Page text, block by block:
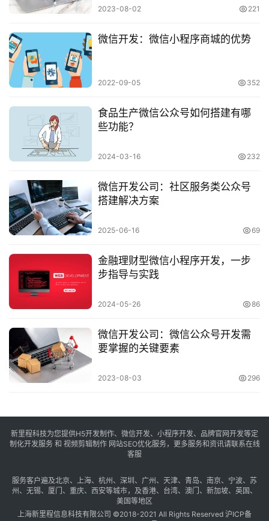
2023-08-02 221
微信开发：微信小程序商城的优势
2022-09-05 352
食品生产微信公众号如何搭建有哪
些功能？
2024-03-16 232
微信开发公司：社区服务类公众号
搭建解决方案
2025-06-16 69
金融理财型微信小程序开发，一步
步指导与实践
2024-05-26 86
微信开发公司：微信公众号开发需
要掌握的关键要素
2023-08-03 296
新里程科技为您提供H5开发制作、微信开发、小程序开发、品牌官网开发等定
制化开发服务 和 视频剪辑制作 网站SEO优化服务，更多服务和资讯请联系在线
客服
服务客户遍及北京、 上海、 杭州 、 深圳 、 广州 、 天津、 青岛、 南京、 宁波、 苏
州 、 无锡、 厦门 、 重庆、 西安等城市，及香港、 台湾、 澳门 、 新加坡、 英国 、
美国等地区
上海新里程信息科技有限公司 ©2018-2021 All Rights Reserved 沪ICP备